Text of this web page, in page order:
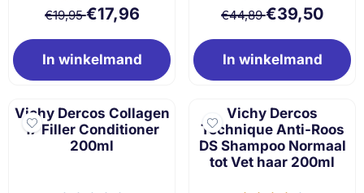
Van 19,95 voor 17,96
€19,95€17,96
In winkelmand
Van 44,89 voor
€44,89€39,50
In winkelmand
Vichy Dercos Collagen
17 Filler Conditioner
200ml
Vichy Dercos
Technique Anti-Roos
DS Shampoo Normaal
tot Vet haar 200ml